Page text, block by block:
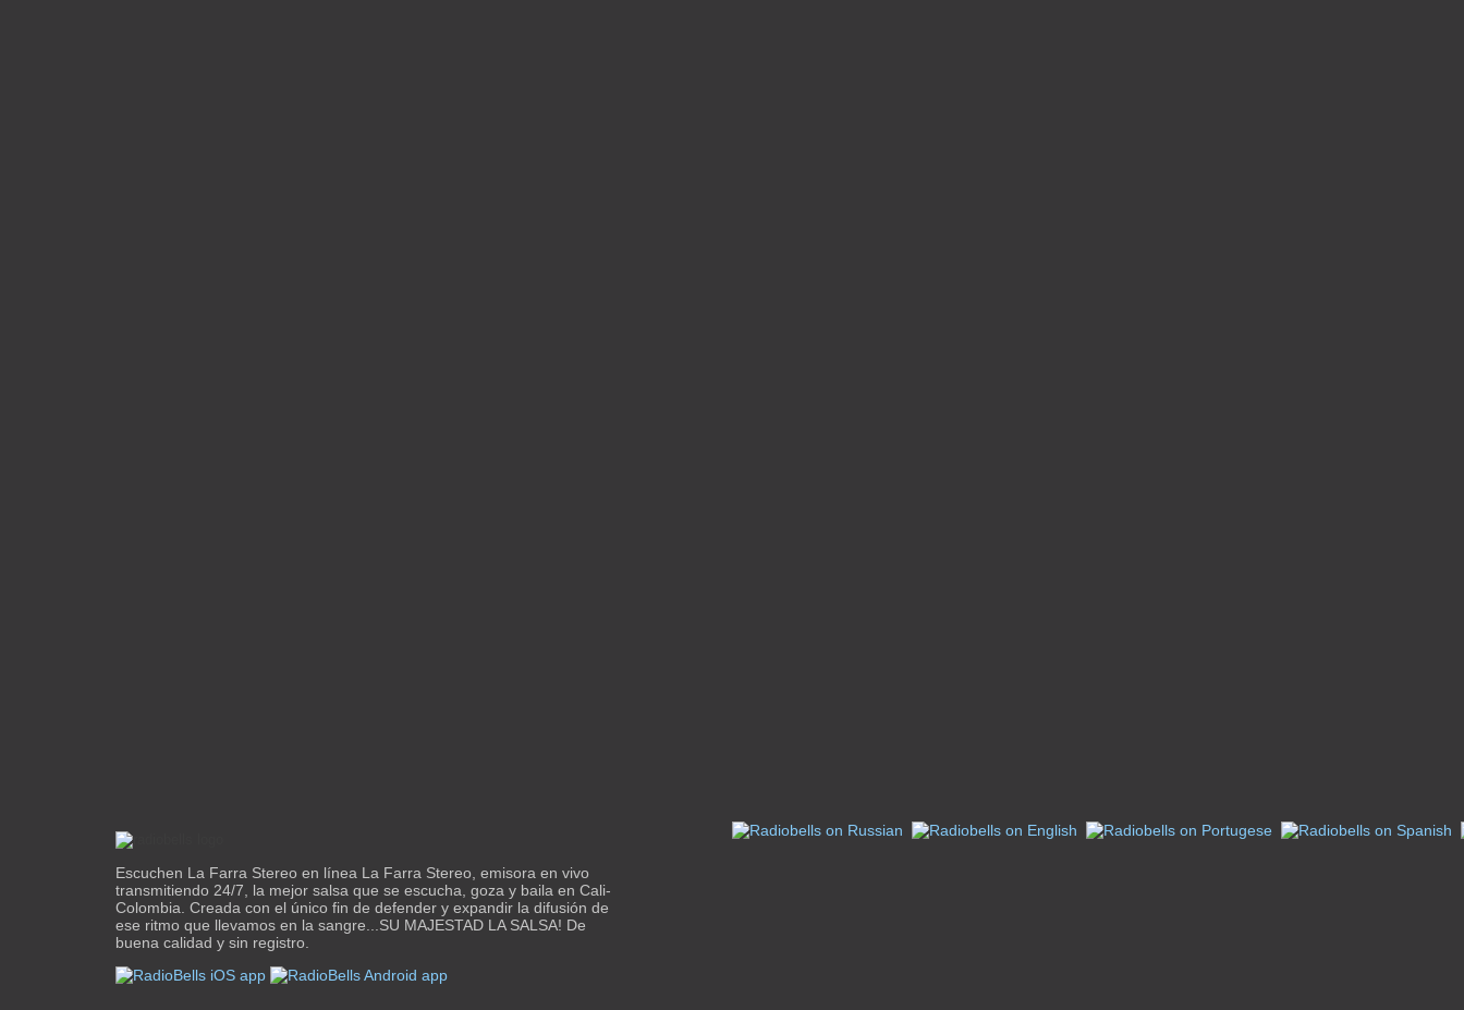
Escuchen La Farra Stereo en línea La Farra Stereo, emisora en vivo
transmitiendo 24/7, la mejor salsa que se escucha, goza y baila en Cali-
Colombia. Creada con el único fin de defender y expandir la difusión de
ese ritmo que llevamos en la sangre...SU MAJESTAD LA SALSA! De
buena calidad y sin registro.